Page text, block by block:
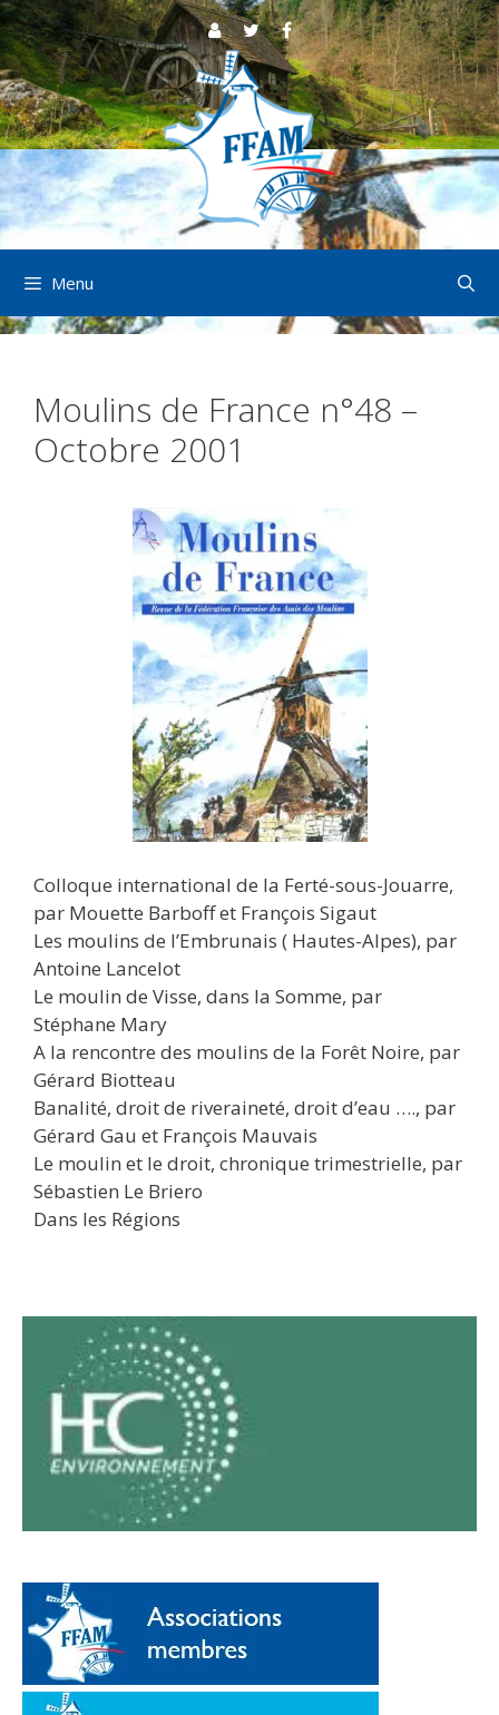
Aller
au
contenu
Menu
Moulins de France n°48 –
Octobre 2001
Colloque international de la Ferté-sous-Jouarre,
par Mouette Barboff et François Sigaut
Les moulins de l’Embrunais ( Hautes-Alpes), par
Antoine Lancelot
Le moulin de Visse, dans la Somme, par
Stéphane Mary
A la rencontre des moulins de la Forêt Noire, par
Gérard Biotteau
Banalité, droit de riveraineté, droit d’eau …., par
Gérard Gau et François Mauvais
Le moulin et le droit, chronique trimestrielle, par
Sébastien Le Briero
Dans les Régions